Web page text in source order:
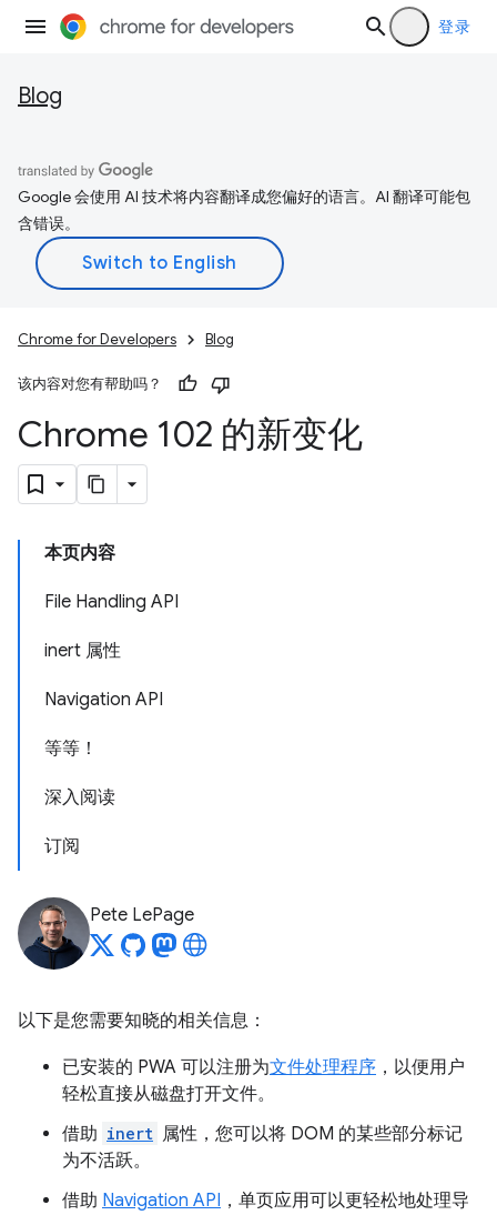
登录
Blog
Google 会使用 AI 技术将内容翻译成您偏好的语言。AI 翻译可能包
含错误。
Chrome for Developers Blog
该内容对您有帮助吗？
Chrome 102 的新变化
本页内容
File Handling API
inert 属性
Navigation API
等等！
深入阅读
订阅
Pete LePage
以下是您需要知晓的相关信息：
已安装的 PWA 可以注册为文件处理程序 ，以便用户
轻松直接从磁盘打开文件。
借助 inert 属性，您可以将 DOM 的某些部分标记
为不活跃。
借助 Navigation API ，单页应用可以更轻松地处理导